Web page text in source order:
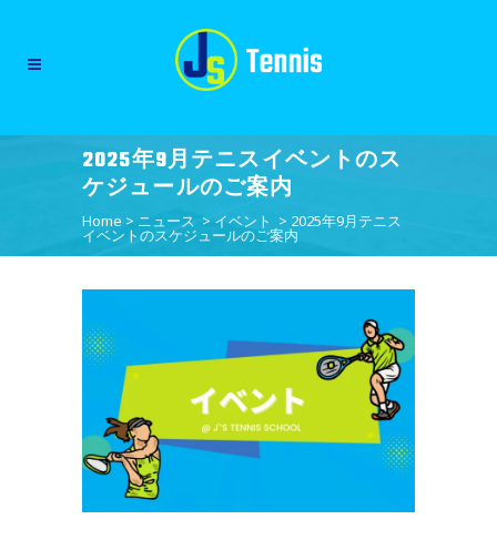
2025年9月テニスイベントのス
ケジュールのご案内
Home > ニュース > イベント > 2025年9月テニス
イベントのスケジュールのご案内